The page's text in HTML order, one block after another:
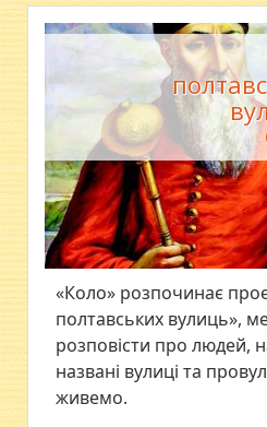
«Коло» розпочинає
полтавських вулиць»,
розповісти про людей,
названі вулиці та
живемо.